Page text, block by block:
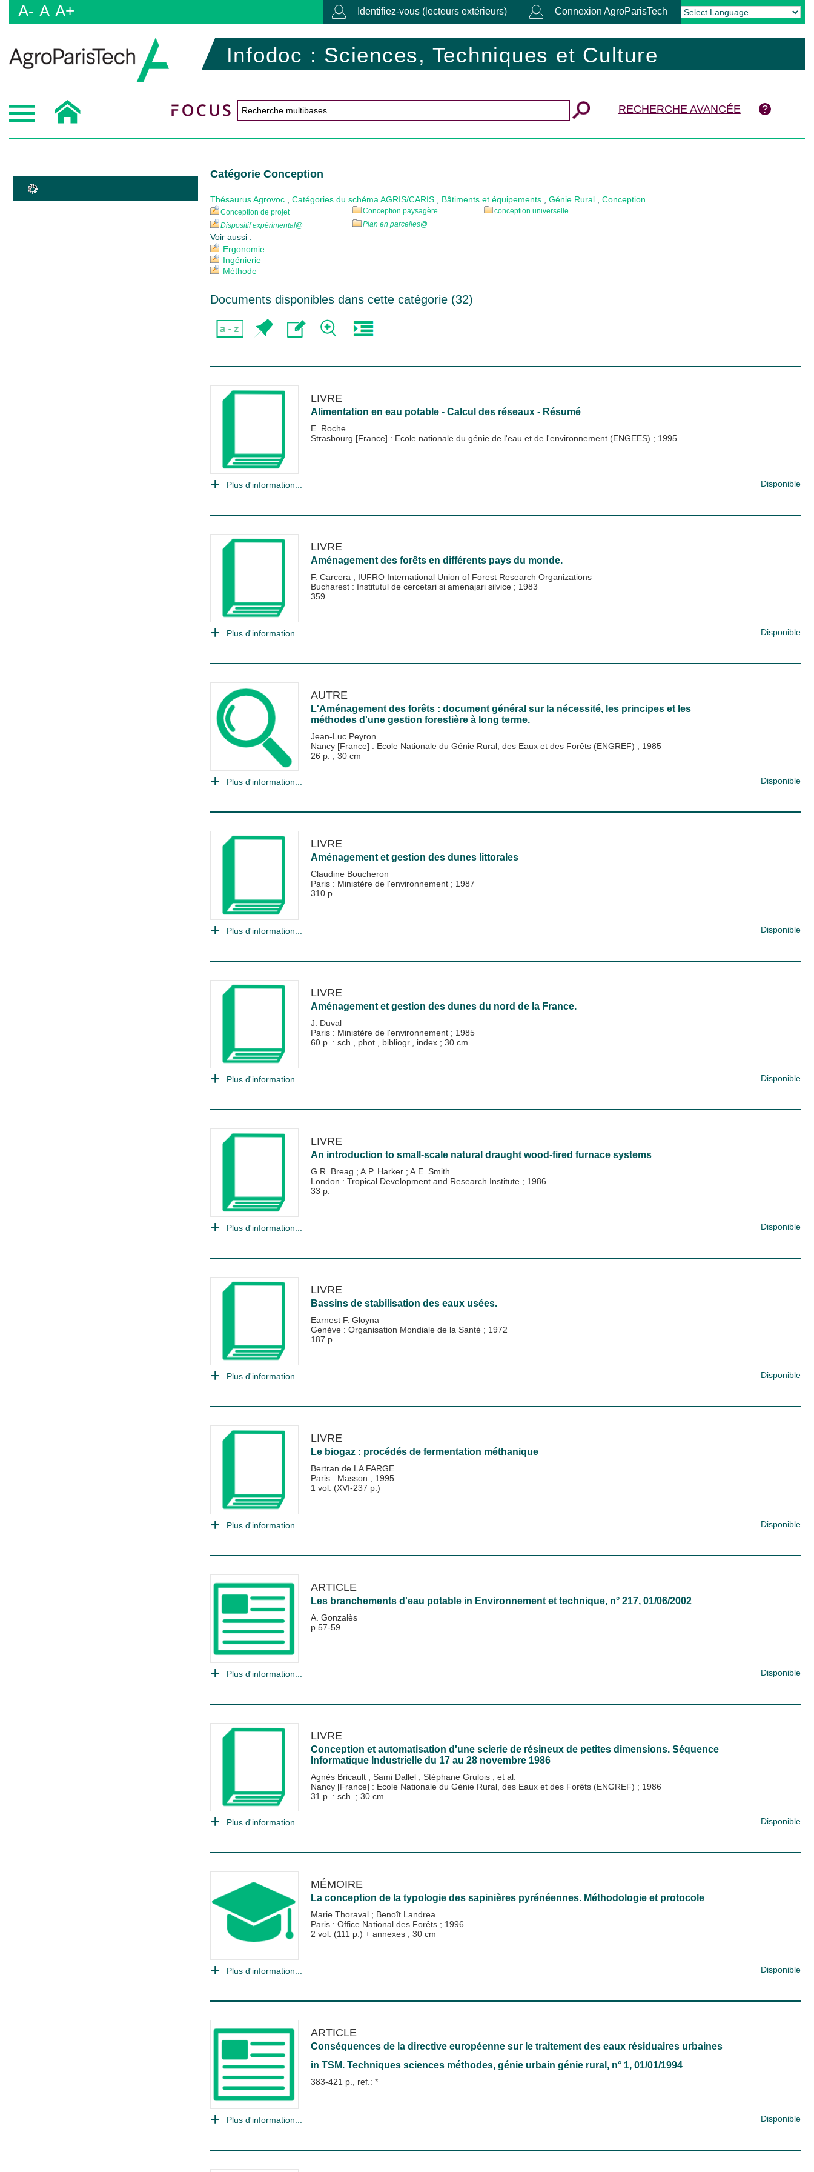
A- A A+ Identifiez-vous (lecteurs extérieurs) Connexion AgroParisTech
Powered by Translate
Infodoc : Sciences, Techniques et Culture
RECHERCHE AVANCÉE
Catégorie Conception
Thésaurus Agrovoc Catégories du schéma AGRIS/CARIS Bâtiments et équipements Génie Rural Conception
Conception de projet Conception paysagère
conception universelle
Dispositif expérimental@ Plan en parcelles@
Voir aussi :
Ergonomie
Ingénierie
Méthode
Documents disponibles dans cette catégorie (32)
LIVRE
Alimentation en eau potable - Calcul des réseaux - Résumé
E. Roche
Strasbourg [France] : Ecole nationale du génie de l'eau et de l'environnement (ENGEES) ; 1995
Plus d'information... Disponible
LIVRE
Aménagement des forêts en différents pays du monde.
F. Carcera ; IUFRO International Union of Forest Research Organizations
Bucharest : Institutul de cercetari si amenajari silvice ; 1983
359
Plus d'information... Disponible
AUTRE
L'Aménagement des forêts : document général sur la nécessité, les principes et les
méthodes d'une gestion forestière à long terme.
Jean-Luc Peyron
Nancy [France] : Ecole Nationale du Génie Rural, des Eaux et des Forêts (ENGREF) ; 1985
26 p. ; 30 cm
Plus d'information... Disponible
LIVRE
Aménagement et gestion des dunes littorales
Claudine Boucheron
Paris : Ministère de l'environnement ; 1987
310 p.
Plus d'information... Disponible
LIVRE
Aménagement et gestion des dunes du nord de la France.
J. Duval
Paris : Ministère de l'environnement ; 1985
60 p. : sch., phot., bibliogr., index ; 30 cm
Plus d'information... Disponible
LIVRE
An introduction to small-scale natural draught wood-fired furnace systems
G.R. Breag ; A.P. Harker ; A.E. Smith
London : Tropical Development and Research Institute ; 1986
33 p.
Plus d'information... Disponible
LIVRE
Bassins de stabilisation des eaux usées.
Earnest F. Gloyna
Genève : Organisation Mondiale de la Santé ; 1972
187 p.
Plus d'information... Disponible
LIVRE
Le biogaz : procédés de fermentation méthanique
Bertran de LA FARGE
Paris : Masson ; 1995
1 vol. (XVI-237 p.)
Plus d'information... Disponible
ARTICLE
Les branchements d'eau potable in Environnement et technique, n° 217, 01/06/2002
A. Gonzalès
p.57-59
Plus d'information... Disponible
LIVRE
Conception et automatisation d'une scierie de résineux de petites dimensions. Séquence
Informatique Industrielle du 17 au 28 novembre 1986
Agnès Bricault ; Sami Dallel ; Stéphane Grulois ; et al.
Nancy [France] : Ecole Nationale du Génie Rural, des Eaux et des Forêts (ENGREF) ; 1986
31 p. : sch. ; 30 cm
Plus d'information... Disponible
MÉMOIRE
La conception de la typologie des sapinières pyrénéennes. Méthodologie et protocole
Marie Thoraval ; Benoît Landrea
Paris : Office National des Forêts ; 1996
2 vol. (111 p.) + annexes ; 30 cm
Plus d'information... Disponible
ARTICLE
Conséquences de la directive européenne sur le traitement des eaux résiduaires urbaines
in TSM. Techniques sciences méthodes, génie urbain génie rural , n° 1, 01/01/1994
383-421 p., ref.: *
Plus d'information... Disponible